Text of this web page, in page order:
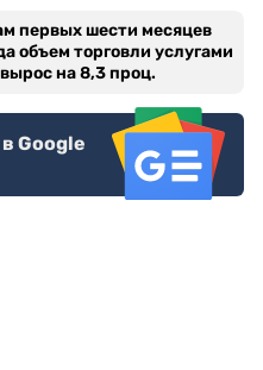
первых шести месяцев
объем торговли услугами
на 8,3 проц.
Google